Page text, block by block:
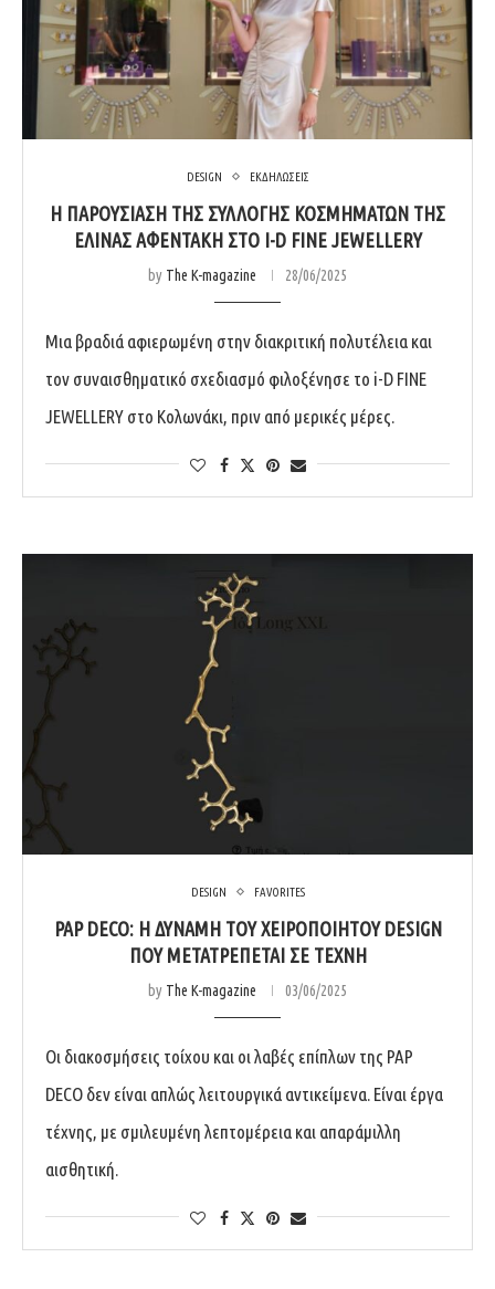
DESIGN ΕΚΔΗΛΩΣΕΙΣ
Η ΠΑΡΟΥΣΊΑΣΗ ΤΗΣ ΣΥΛΛΟΓΉΣ ΚΟΣΜΗΜΆΤΩΝ ΤΗΣ
ΕΛΊΝΑΣ ΑΦΕΝΤΆΚΗ ΣΤΟ I-D FINE JEWELLERY
by The K-magazine 28/06/2025
Μια βραδιά αφιερωμένη στην διακριτική πολυτέλεια και
τον συναισθηματικό σχεδιασμό φιλοξένησε το i-D FINE
JEWELLERY στο Κολωνάκι, πριν από μερικές μέρες.
DESIGN FAVORITES
PAP DECO: Η ΔΎΝΑΜΗ ΤΟΥ ΧΕΙΡΟΠΟΊΗΤΟΥ DESIGN
ΠΟΥ ΜΕΤΑΤΡΈΠΕΤΑΙ ΣΕ ΤΈΧΝΗ
by The K-magazine 03/06/2025
Οι διακοσμήσεις τοίχου και οι λαβές επίπλων της PAP
DECO δεν είναι απλώς λειτουργικά αντικείμενα. Είναι έργα
τέχνης, με σμιλευμένη λεπτομέρεια και απαράμιλλη
αισθητική.